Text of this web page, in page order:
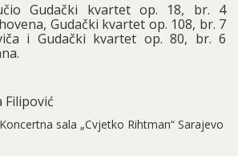
Gudački kvartet op. 18, br. 4
Gudački kvartet op. 108, br. 7
i Gudački kvartet op. 80, br. 6
Filipović
Koncertna sala „Cvjetko Rihtman“ Sarajevo